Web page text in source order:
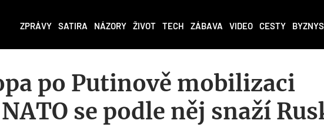
ZPRÁVY SATIRA NÁZORY ŽIVOT TECH ZÁBAVA VIDEO CESTY BYZNYS
po Putinově mobilizaci
se podle něj snaží